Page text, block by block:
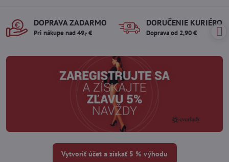
DOPRAVA ZADARMO
Pri nákupe nad 49,- €
DORUČENIE KURIÉROM
Doprava od 2,90 €
Vytvoriť účet a získať 5 % výhodu